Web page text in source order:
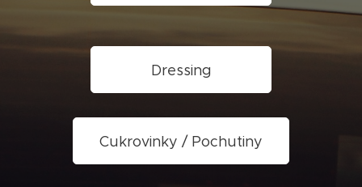
Dressing
Cukrovinky / Pochutiny